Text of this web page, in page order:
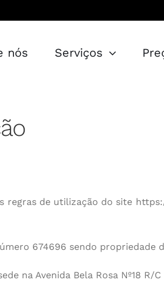
nós Serviços
regras de utilização do site
674696 sendo propriedade
na Avenida Bela Rosa Nº18 R/